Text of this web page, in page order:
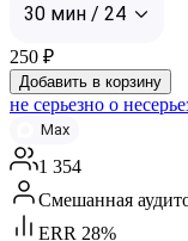
30 мин / 24
250 ₽
Добавить в корзину
не серьезно о
Max
1 354
Смешанная
ERR 28%